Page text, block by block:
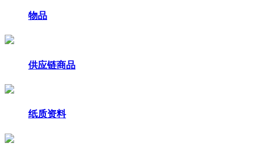
物品
供应链商品
纸质资料